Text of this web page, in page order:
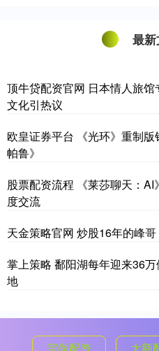
最
顶牛贷配资官网 日本情人旅
文化引热议
欧皇证券平台 《光环》重制
帕鲁》
股票配资流程 《莱莎聊天：
度交流
天金策略官网 炒股16年的峰
掌上策略 鄱阳湖每年迎来36
地